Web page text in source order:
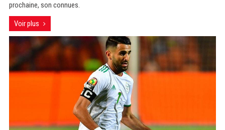
prochaine, son connues.
Voir plus